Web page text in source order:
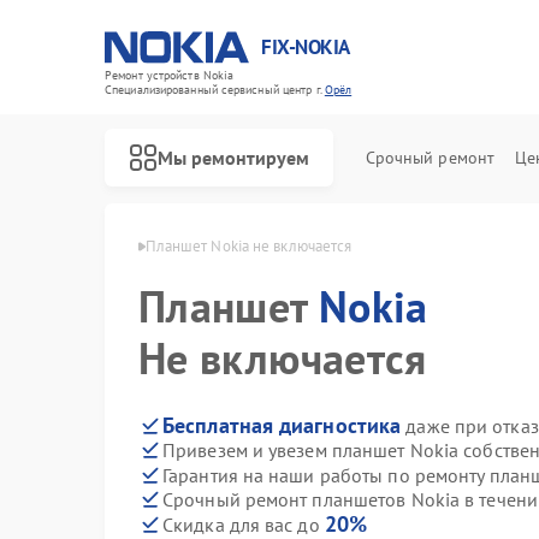
FIX-NOKIA
Ремонт устройств Nokia
Специализированный cервисный центр г.Орёл
Мы ремонтируем Срочный ремонт
Планшет Nokia не включается
Планшет Nokia
Не включается
Бесплатная диагностика даже при
Привезем и увезем планшет Nokia
Гарантия на наши работы по ремонту
Срочный ремонт планшетов Nokia в
Скидка для вас до 20%